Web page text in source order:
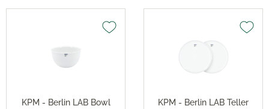
KPM - Berlin LAB Bowl KPM - Berlin LAB Teller